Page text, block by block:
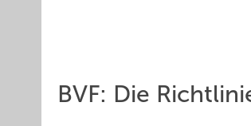
BVF: Die